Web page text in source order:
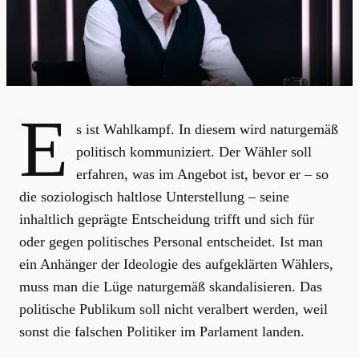
E
s ist Wahlkampf. In diesem wird naturgemäß
politisch kommuniziert. Der Wähler soll
erfahren, was im Angebot ist, bevor er – so
die soziologisch haltlose Unterstellung – seine
inhaltlich geprägte Entscheidung trifft und sich für
oder gegen politisches Personal entscheidet. Ist man
ein Anhänger der Ideologie des aufgeklärten Wählers,
muss man die Lüge naturgemäß skandalisieren. Das
politische Publikum soll nicht veralbert werden, weil
sonst die falschen Politiker im Parlament landen.